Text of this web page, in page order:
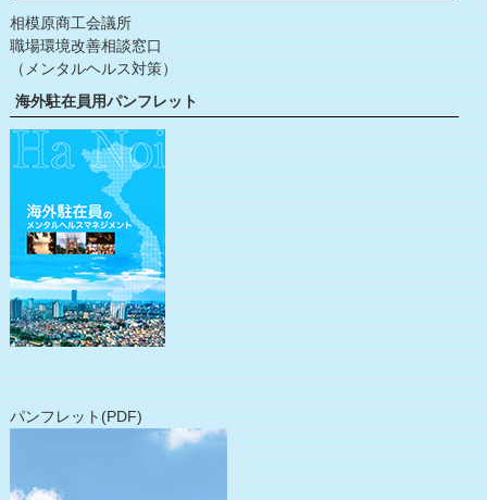
相模原商工会議所
職場環境改善相談窓口
（メンタルヘルス対策）
海外駐在員用パンフレット
パンフレット(PDF)